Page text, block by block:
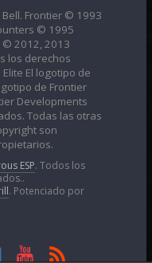
Frontier © 1993
© 1995
© 2012, 2013
los derechos
El logotipo de
de Frontier
Developments
Todas las otras
son
ESP. Todos los
. Potenciado por